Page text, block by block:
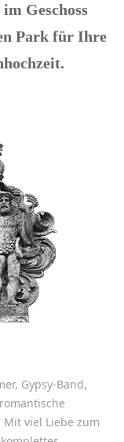
Geschoss
Park für Ihre
Gypsy-Band,
viel Liebe zum